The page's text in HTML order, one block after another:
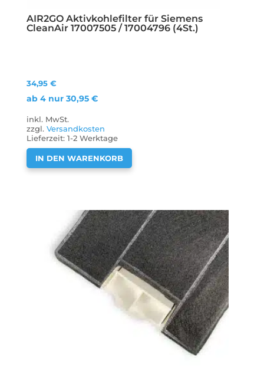
AIR2GO Aktivkohlefilter für Siemens
CleanAir 17007505 / 17004796 (4St.)
34,95€
ab 4 nur30,95€
inkl. MwSt.
zzgl.Versandkosten
Lieferzeit:1-2 Werktage
IN DEN WARENKORB